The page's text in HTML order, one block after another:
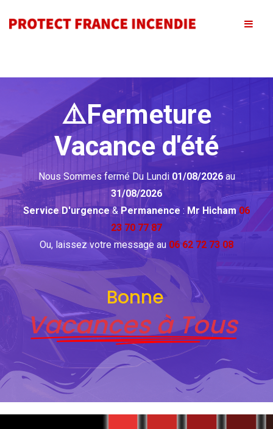
⚠️Fermeture
Vacance d'été
Nous Sommes fermé Du Lundi 01/08/2026au
31/08/2026
Service D'urgence&Permanence : Mr Hicham 06
23 70 77 87
Ou, laissez votre message au 06 62 72 73 08
Bonne
Vacances à Tous